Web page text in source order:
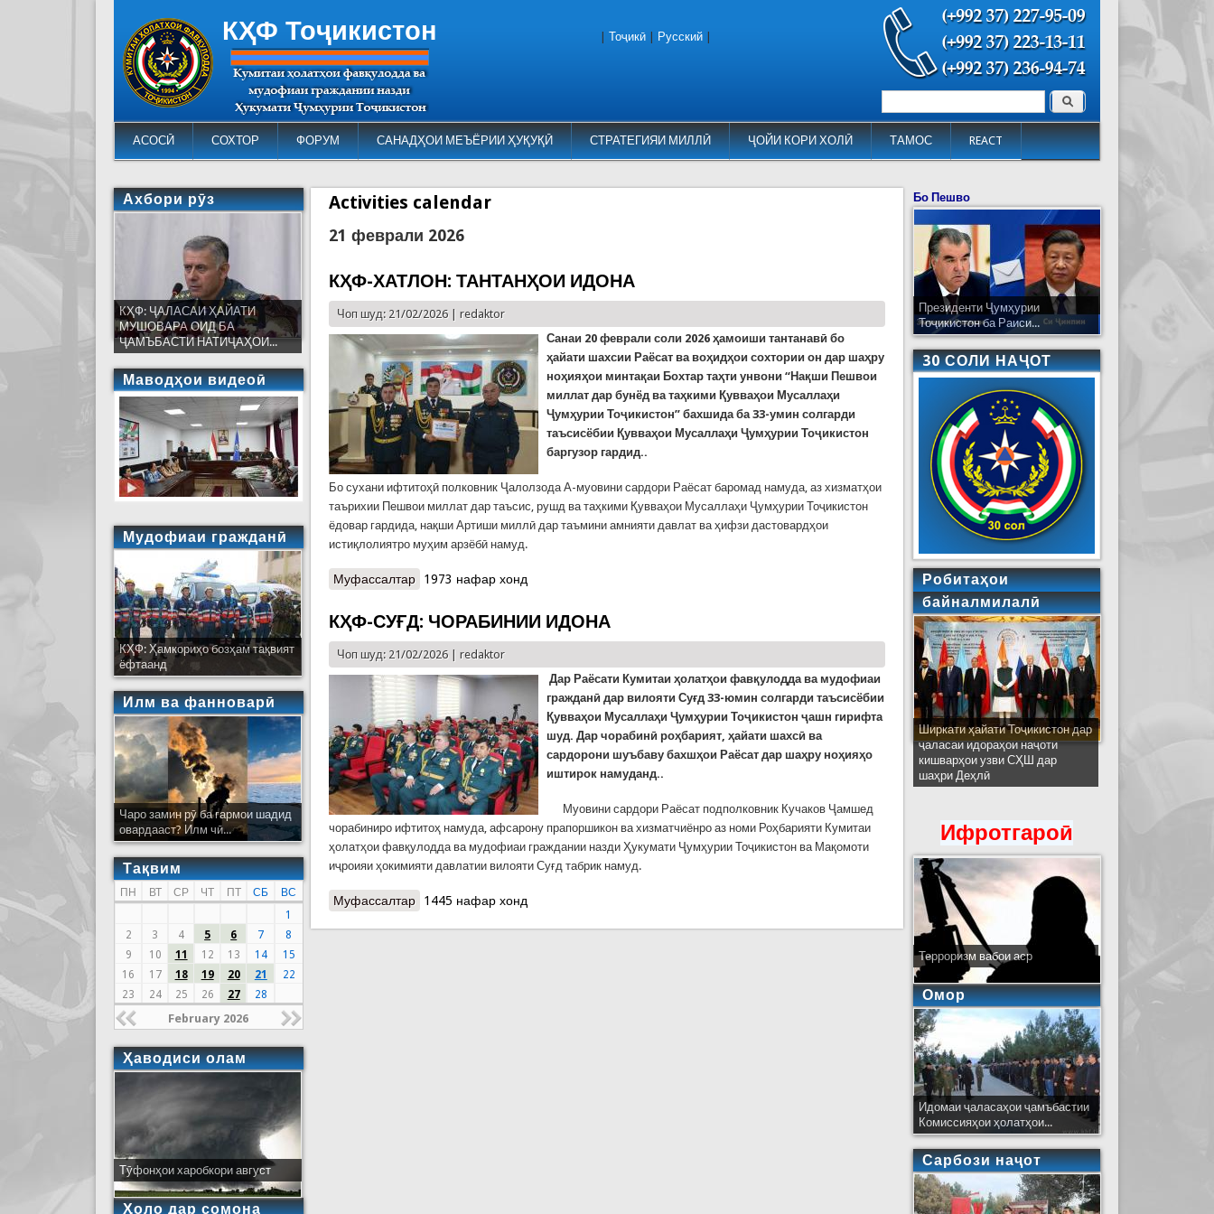
КҲФ Тоҷикистон
АСОСӢ СОХТОР ФОРУМ САНАДҲОИ МЕЪЁРИИ ҲУҚУҚӢ СТРАТЕГИЯИ МИЛЛӢ ҶОЙИ КОРИ ХОЛӢ ТАМОС REACT
Форма поиска Поиск
Тоҷикӣ Русский
Activities calendar
21 феврали 2026
КҲФ-ХАТЛОН: ТАНТАНҲОИ ИДОНА
Чоп шуд: 21/02/2026 |redaktor
Санаи 20 феврали соли 2026 ҳамоиши тантанавӣ бо
ҳайати шахсии Раёсат ва воҳидҳои сохтории он дар шаҳру
ноҳияҳои минтақаи Бохтар таҳти унвони “Нақши Пешвои
миллат дар бунёд ва таҳкими Қувваҳои Мусаллаҳи
Ҷумҳурии Тоҷикистон” бахшида ба 33-умин солгарди
таъсисёбии Қувваҳои Мусаллаҳи Ҷумҳурии Тоҷикистон
баргузор гардид..
Бо сухани ифтитоҳӣ полковник Ҷалолзода А-муовини сардори Раёсат баромад намуда, аз хизматҳои
таърихии Пешвои миллат дар таъсис, рушд ва таҳкими Қувваҳои Мусаллаҳи Ҷумҳурии Тоҷикистон
ёдовар гардида, нақши Артиши миллӣ дар таъмини амнияти давлат ва ҳифзи дастовардҳои
истиқлолиятро муҳим арзёбӣ намуд.
Муфассалтар о КҲФ-ХАТЛОН: ТАНТАНҲОИ ИДОНА
1973 нафар хонд
КҲФ-СУҒД: ЧОРАБИНИИ ИДОНА
Чоп шуд: 21/02/2026 |redaktor
Дар Раёсати Кумитаи ҳолатҳои фавқулодда ва мудофиаи
гражданӣ дар вилояти Суғд 33-юмин солгарди таъсисёбии
Қувваҳои Мусаллаҳи Ҷумҳурии Тоҷикистон ҷашн гирифта
шуд. Дар чорабинӣ роҳбарият, ҳайати шахсӣ ва
сардорони шуъбаву бахшҳои Раёсат дар шаҳру ноҳияҳо
иштирок намуданд..
Муовини сардори Раёсат подполковник Кучаков Ҷамшед
чорабиниро ифтитоҳ намуда, афсарону прапоршикон ва хизматчиёнро аз номи Роҳбарияти Кумитаи
ҳолатҳои фавқулодда ва мудофиаи граждании назди Ҳукумати Ҷумҳурии Тоҷикистон ва Мақомоти
иҷроияи ҳокимияти давлатии вилояти Суғд табрик намуд.
Муфассалтар о КҲФ-СУҒД: ЧОРАБИНИИ ИДОНА
1445 нафар хонд
Ахбори рӯз
КҲФ: ҶАЛАСАИ ҲАЙАТИ
МУШОВАРА ОИД БА
ҶАМЪБАСТИ НАТИҶАҲОИ...
Маводҳои видеоӣ
Мудофиаи гражданӣ
КҲФ: Ҳамкориҳо бозҳам тақвият
ёфтаанд
Илм ва фанноварӣ
Чаро замин рӯ ба гармои шадид
овардааст? Илм чӣ...
Тақвим
ПН ВТ СР ЧТ ПТ СБ
ВС
1
2
3 4 5 6 7
8
9
10 11 12 13 14
15
16
17 18 19 20 21
22
23
24 25 26 27 28
February 2026
Ҳаводиси олам
Тӯфонҳои харобкори август
Ҳоло дар сомона
Бо Пешво
Президенти Ҷумҳурии
Тоҷикистон ба Раиси...
30 СОЛИ НАҶОТ
Робитаҳои
байналмилалӣ
Ширкати ҳайати Тоҷикистон дар
ҷаласаи идораҳои наҷоти
кишварҳои узви СҲШ дар
шаҳри Деҳлӣ
Ифротгароӣ
Терроризм вабои аср
Омор
Идомаи ҷаласаҳои ҷамъбастии
Комиссияҳои ҳолатҳои...
Сарбози наҷот